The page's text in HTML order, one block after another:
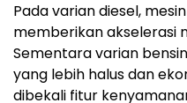
Pada varian diesel,
memberikan akselerasi
Sementara varian
yang lebih halus dan
dibekali fitur